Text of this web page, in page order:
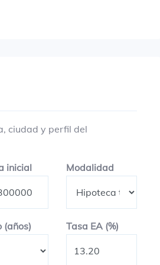
ciudad y perfil del
inicialCuota inicialModalidad
(años) Plazo en añosTasa EA (%)